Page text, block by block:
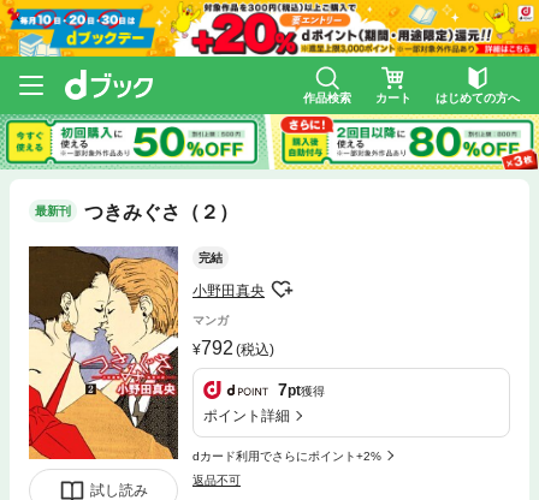
作品検索 カート はじめての方へ
最新刊 つきみぐさ（２）
試し読み
完結
小野田真央
マンガ
792 (税込)
7pt獲得
ポイント詳細
dカード利用でさらにポイント+2%
返品不可